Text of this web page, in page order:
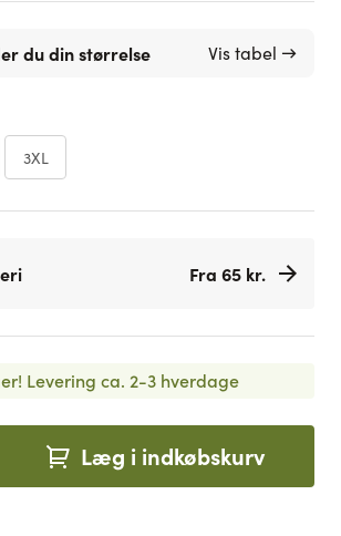
du din størrelse Vis tabel →
3XL
Fra 65 kr.
Levering ca. 2-3 hverdage
Læg i indkøbskurv